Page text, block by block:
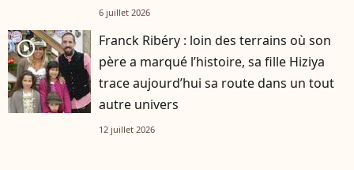
6 juillet 2026
player2
Franck Ribéry : loin des terrains où son
père a marqué l’histoire, sa fille Hiziya
trace aujourd’hui sa route dans un tout
autre univers
12 juillet 2026